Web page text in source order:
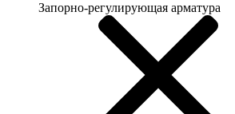
Запорно-регулирующая арматура